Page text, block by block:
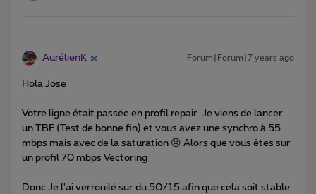
AurélienK Forum|Forum|7 years ago
Hola Jose
Votre ligne était passée en profil repair. Je viens de lancer
un TBF (Test de bonne fin) et vous avez une synchro à 55
mbps mais avec de la saturation 😞 Alors que vous êtes sur
un profil 70 mbps Vectoring
Donc Je l'ai verrouilé sur du 50/15 afin que cela soit stable